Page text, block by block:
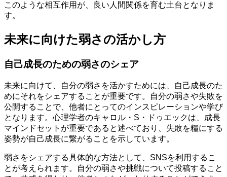
このような相互作用が、良い人間関係を育む土台となりま
す。
未来に向けた弱さの活かし方
自己成長のための弱さのシェア
未来に向けて、自分の弱さを活かすためには、自己成長のた
めにそれをシェアすることが重要です。自分の弱さや失敗を
公開することで、他者にとってのインスピレーションや学び
となります。心理学者のキャロル・S・ドゥエックは、成長
マインドセットが重要であると述べており、失敗を糧にする
姿勢が自己成長に繋がることを示しています。
弱さをシェアする具体的な方法として、SNSを利用するこ
とが考えられます。自分の弱さや挑戦について投稿すること